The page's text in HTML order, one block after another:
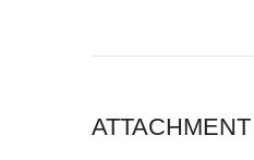
ATTACHMENT